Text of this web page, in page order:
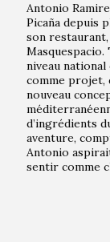
Antonio
Picaña depuis
son
niveau
comme projet,
nouveau
d’ingrédients
aventure,
Antonio
sentir comme